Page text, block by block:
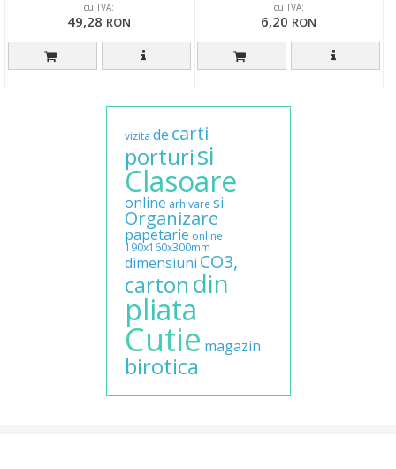
cu TVA:
49,28 RON
cu TVA:
6,20 RON
vizita de carti
porturisi
Clasoare
online arhivare si
Organizare
papetarie online
190x160x300mm
dimensiuni CO3,
carton din
pliata
Cutie magazin
birotica